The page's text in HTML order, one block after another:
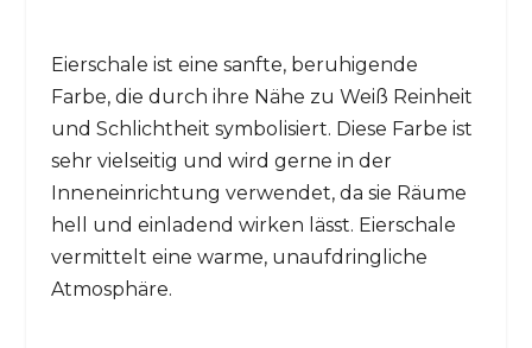
Eierschale ist eine sanfte, beruhigende
Farbe, die durch ihre Nähe zu Weiß Reinheit
und Schlichtheit symbolisiert. Diese Farbe ist
sehr vielseitig und wird gerne in der
Inneneinrichtung verwendet, da sie Räume
hell und einladend wirken lässt. Eierschale
vermittelt eine warme, unaufdringliche
Atmosphäre.